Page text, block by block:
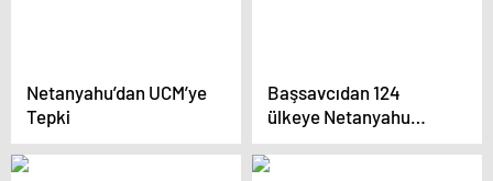
Netanyahu’dan UCM’ye
Tepki
Başsavcıdan 124
ülkeye Netanyahu
çağrısı